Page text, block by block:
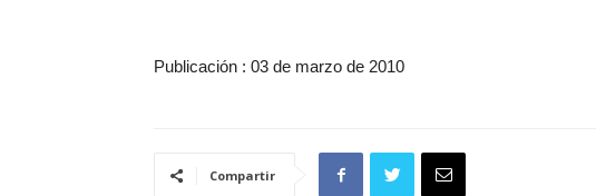
Publicación : 03 de marzo de 2010
Compartir